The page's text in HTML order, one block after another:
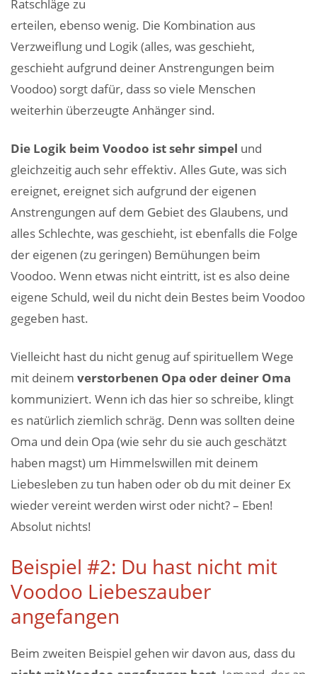
Ratschläge zu
erteilen, ebenso wenig. Die Kombination aus
Verzweiflung und Logik (alles, was geschieht,
geschieht aufgrund deiner Anstrengungen beim
Voodoo) sorgt dafür, dass so viele Menschen
weiterhin überzeugte Anhänger sind.
Die Logik beim Voodoo ist sehr simpel und
gleichzeitig auch sehr effektiv. Alles Gute, was sich
ereignet, ereignet sich aufgrund der eigenen
Anstrengungen auf dem Gebiet des Glaubens, und
alles Schlechte, was geschieht, ist ebenfalls die Folge
der eigenen (zu geringen) Bemühungen beim
Voodoo. Wenn etwas nicht eintritt, ist es also deine
eigene Schuld, weil du nicht dein Bestes beim Voodoo
gegeben hast.
Vielleicht hast du nicht genug auf spirituellem Wege
mit deinem verstorbenen Opa oder deiner Oma
kommuniziert. Wenn ich das hier so schreibe, klingt
es natürlich ziemlich schräg. Denn was sollten deine
Oma und dein Opa (wie sehr du sie auch geschätzt
haben magst) um Himmelswillen mit deinem
Liebesleben zu tun haben oder ob du mit deiner Ex
wieder vereint werden wirst oder nicht? – Eben!
Absolut nichts!
Beispiel #2: Du hast nicht mit
Voodoo Liebeszauber
angefangen
Beim zweiten Beispiel gehen wir davon aus, dass du